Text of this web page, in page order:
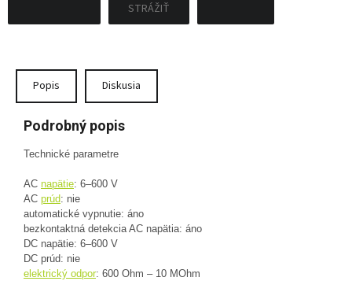
STRÁŽIŤ
Popis Diskusia
Podrobný popis
Technické parametre
AC napätie: 6–600 V
AC prúd: nie
automatické vypnutie: áno
bezkontaktná detekcia AC napätia: áno
DC napätie: 6–600 V
DC prúd: nie
elektrický odpor: 600 Ohm – 10 MOhm